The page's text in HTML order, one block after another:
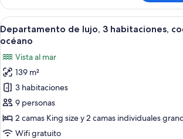
al
océano
junior,
habitaciones,
2
vista
parcial
al
océano
Ver
todas
fotos
de
Departamento
de
lujo,
3
Un comedor
11
Departamento de lujo, 3 habitaciones,
océano
Vista al mar
139 m²
3 habitaciones
9 personas
2 camas King size y 2 camas individuales
Wifi gratuito